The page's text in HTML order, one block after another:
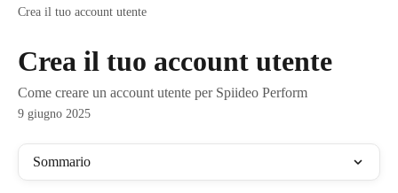
Crea il tuo account utente
Crea il tuo account utente
Come creare un account utente per Spiideo Perform
9 giugno 2025
Sommario